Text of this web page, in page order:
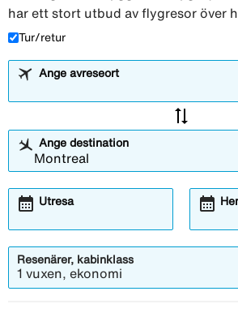
har ett stort utbud av flygresor över
Tur/retur
Ange avreseort
sync_alt
Ange destination
Utresa
calendar_month calendar_month
Resenärer, kabinklass
1 vuxen, ekonomi